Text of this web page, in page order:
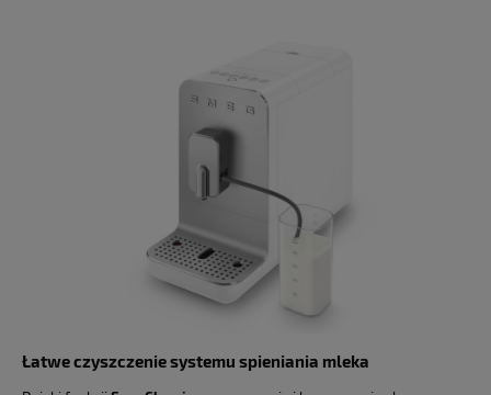
Łatwe czyszczenie systemu spieniania mleka